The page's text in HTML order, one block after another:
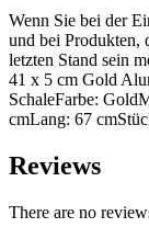
Wenn Sie bei der
und bei Produkten,
letzten Stand sein
41 x 5 cm Gold
SchaleFarbe:
cmLang: 67
Reviews
There are no